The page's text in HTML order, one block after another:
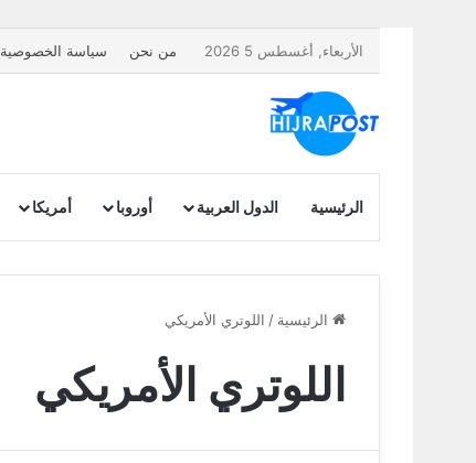
الأربعاء, أغسطس 5 2026 من نحن سياسة الخصوصية
الرئيسية الدول العربية أوروبا أمريكا
الرئيسية / اللوتري الأمريكي
اللوتري الأمريكي